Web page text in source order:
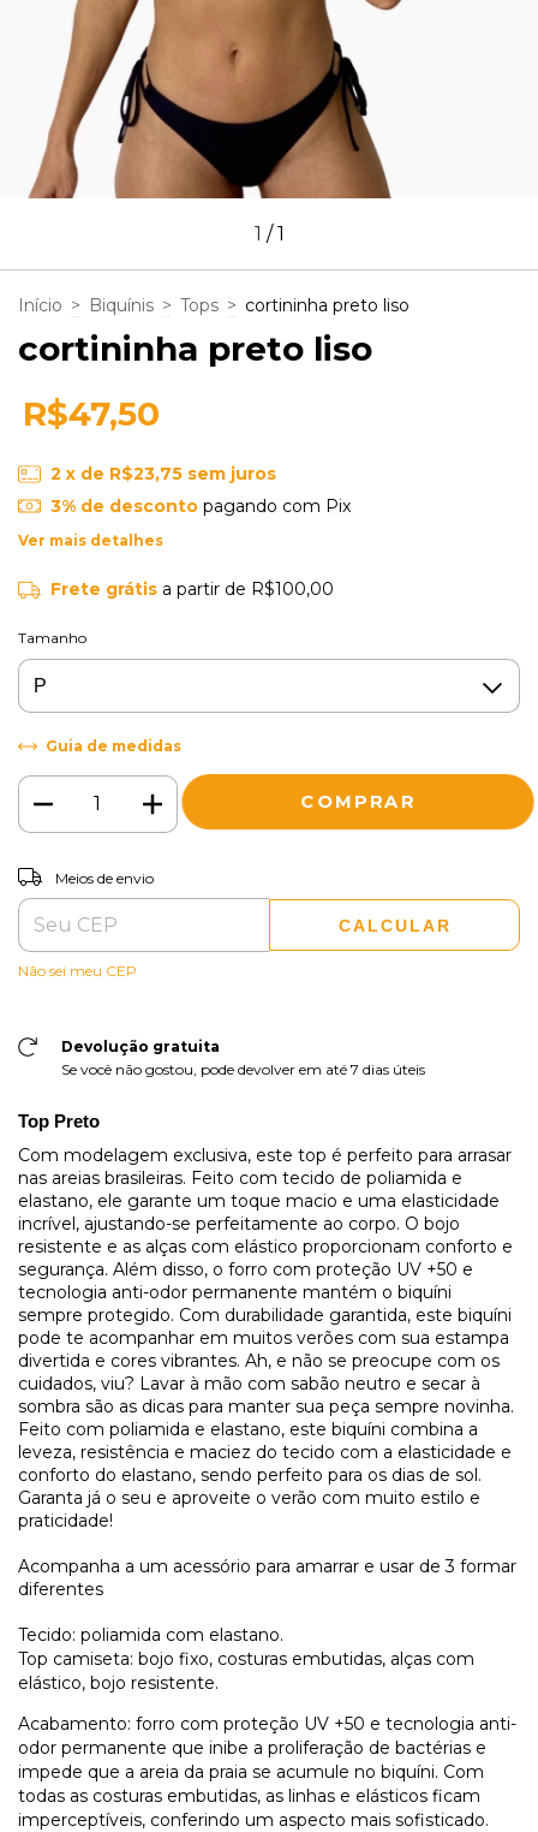
1 /1
Início > Biquínis > Tops > cortininha preto liso
cortininha preto liso
R$47,50
2 x de R$23,75 sem juros
3% de descontopagando com Pix
Ver mais detalhes
Frete grátis a partir de R$100,00
Tamanho
Guia de medidas
Entregas para o CEP:
Meios de envio
CALCULAR
Não sei meu CEP
Devolução gratuita
Se você não gostou, pode devolver em até 7 dias úteis
Top Preto
Com modelagem exclusiva, este top é perfeito para arrasar
nas areias brasileiras. Feito com tecido de poliamida e
elastano, ele garante um toque macio e uma elasticidade
incrível, ajustando-se perfeitamente ao corpo. O bojo
resistente e as alças com elástico proporcionam conforto e
segurança. Além disso, o forro com proteção UV +50 e
tecnologia anti-odor permanente mantém o biquíni
sempre protegido. Com durabilidade garantida, este biquíni
pode te acompanhar em muitos verões com sua estampa
divertida e cores vibrantes. Ah, e não se preocupe com os
cuidados, viu? Lavar à mão com sabão neutro e secar à
sombra são as dicas para manter sua peça sempre novinha.
Feito com poliamida e elastano, este biquíni combina a
leveza, resistência e maciez do tecido com a elasticidade e
conforto do elastano, sendo perfeito para os dias de sol.
Garanta já o seu e aproveite o verão com muito estilo e
praticidade!
Acompanha a um acessório para amarrar e usar de 3 formar
diferentes
Tecido: poliamida com elastano.
Top camiseta: bojo fixo, costuras embutidas, alças com
elástico, bojo resistente.
Acabamento: forro com proteção UV +50 e tecnologia anti-
odor permanente que inibe a proliferação de bactérias e
impede que a areia da praia se acumule no biquíni. Com
todas as costuras embutidas, as linhas e elásticos ficam
imperceptíveis, conferindo um aspecto mais sofisticado.